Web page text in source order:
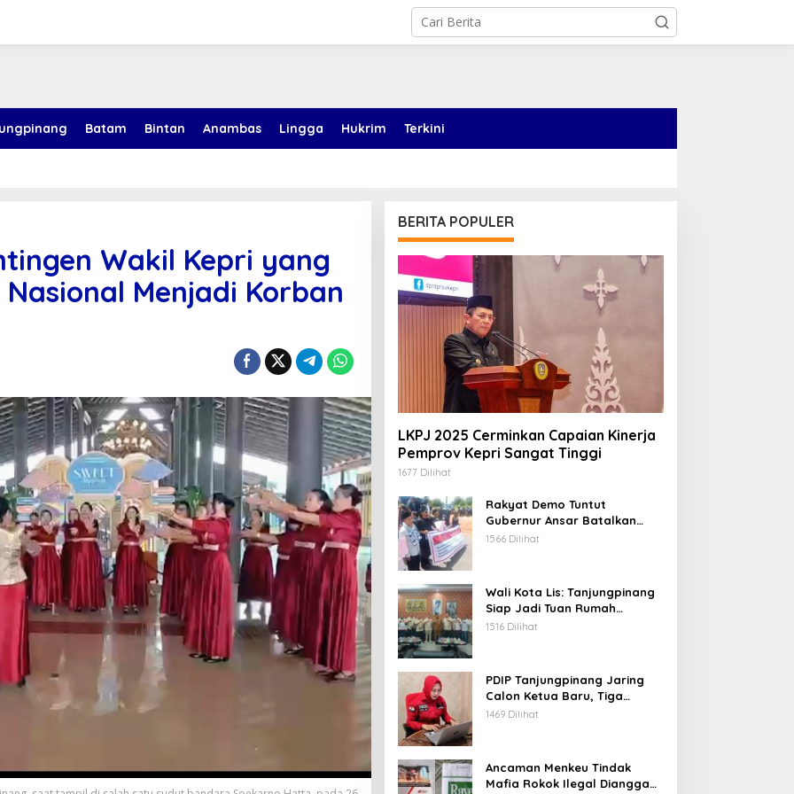
Batam Bintan Anambas Lingga Hukrim Terkini
Wakil Kepri yang
Menjadi Korban
BERITA POPULER
LKPJ 2025 Cerminkan Capaian Kinerja
Pemprov Kepri Sangat Tinggi
1677 Dilihat
Rakyat Demo Tuntut
Gubernur Ansar Batalkan
Lelang Kawasan Gurindam 12
1566 Dilihat
Wali Kota Lis: Tanjungpinang
Siap Jadi Tuan Rumah
Porprov Kepri VI 2026
1516 Dilihat
PDIP Tanjungpinang Jaring
Calon Ketua Baru, Tiga
Kandidat Jalani Psikotest
1469 Dilihat
Ancaman Menkeu Tindak
Mafia Rokok Ilegal Dianggap